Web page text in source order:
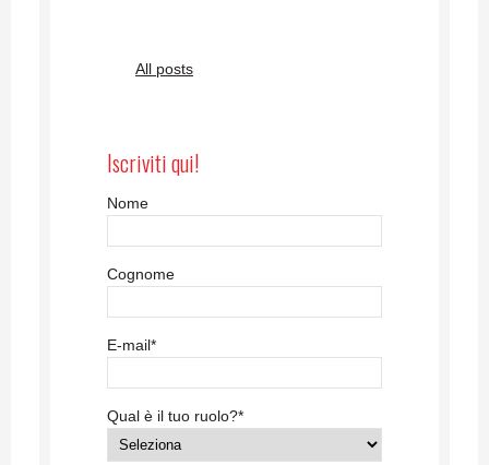
All posts
Iscriviti qui!
Nome
Cognome
E-mail*
Qual è il tuo ruolo?*